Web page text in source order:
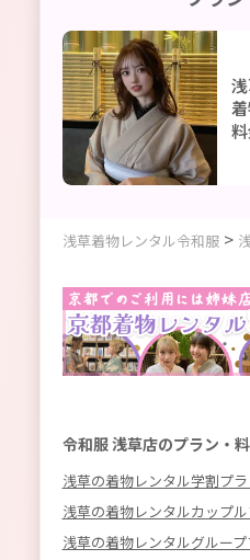
浅草着物レンタル令和服>
令和服 浅草店のプラン・
浅草の着物レンタル学割プ
浅草の着物レンタルカップ
浅草の着物レンタルグルー